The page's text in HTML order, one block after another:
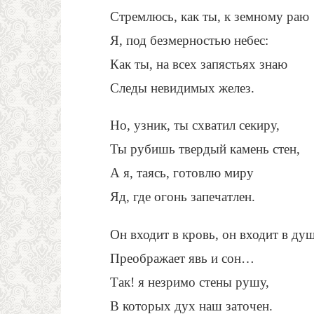
Стремлюсь, как ты, к земному раю
Я, под безмерностью небес:
Как ты, на всех запястьях знаю
Следы невидимых желез.
Но, узник, ты схватил секиру,
Ты рубишь твердый камень стен,
А я, таясь, готовлю миру
Яд, где огонь запечатлен.
Он входит в кровь, он входит в
Преображает явь и сон…
Так! я незримо стены рушу,
В которых дух наш заточен.